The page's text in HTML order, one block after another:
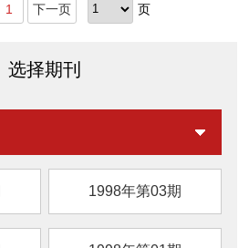
1 下一页 页
选择期刊
1998年第03期